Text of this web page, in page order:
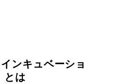
ンキュベーショ
とは